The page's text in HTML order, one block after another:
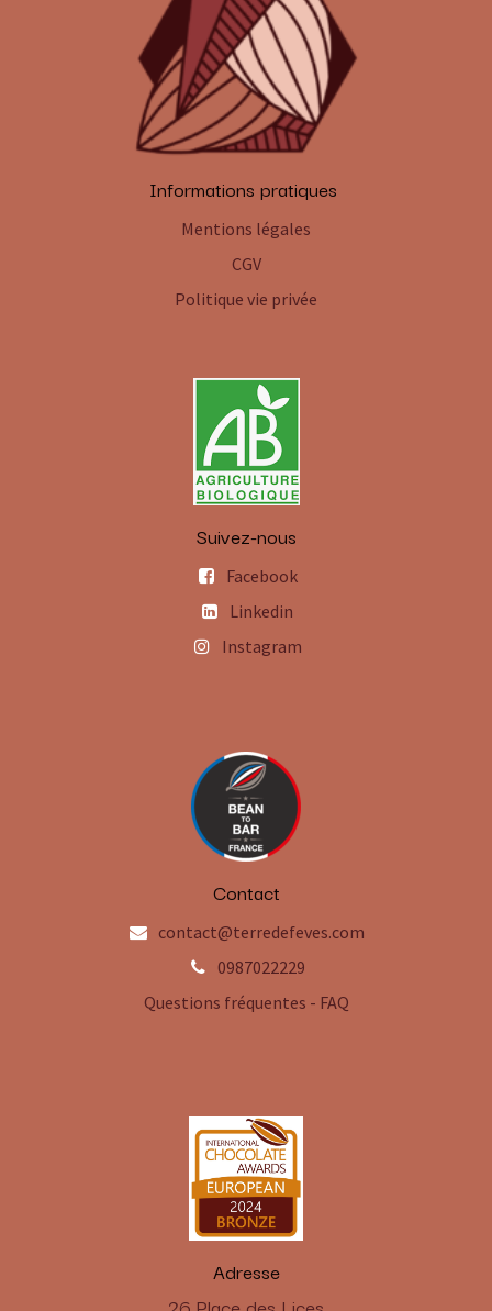
Informations pratiques
Mentions légales
CGV
Politique vie privée
Suivez-nous
Facebook
Linkedin
Instagram
Contact
contact@terredefeves.com
0987022229
Questions fréquentes - FAQ
Adresse